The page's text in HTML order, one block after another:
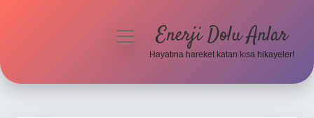
menüyüEnerji Dolu Anlar
Hayatına hareket katan kısa hikayeler!